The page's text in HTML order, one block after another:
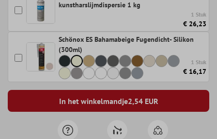
kunstharslijmdispersie 1 kg
1 Stuk
€ 26,23
Schönox ES Bahamabeige Fugendicht- Silikon
(300ml)
1 Stuk
€ 16,17
In het winkelmandje2,54EUR